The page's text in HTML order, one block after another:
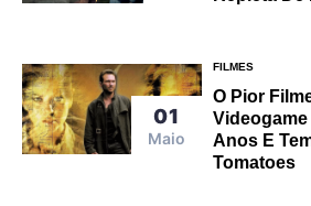
01
Maio
FILMES
O Pior
Anos E
Tomatoes